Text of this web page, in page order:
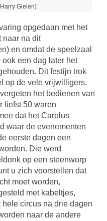
Gielen)
opgedaan met het
naar na dit
en omdat de speelzaal
een dag later het
Dit festijn trok
op de vele vrijwilligers,
het bedienen van
liefst 50 waren
dat het Carolus
waar de evenementen
eerste dagen een
Die werd
op een steenworp
u zich voorstellen dat
moet worden,
met kabeltjes,
circus na drie dagen
naar de andere